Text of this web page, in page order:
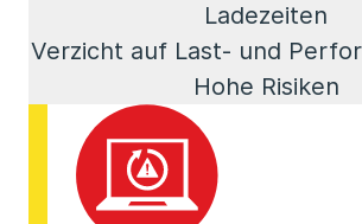
Ladezeiten
Verzicht auf Last- und
Hohe Risiken